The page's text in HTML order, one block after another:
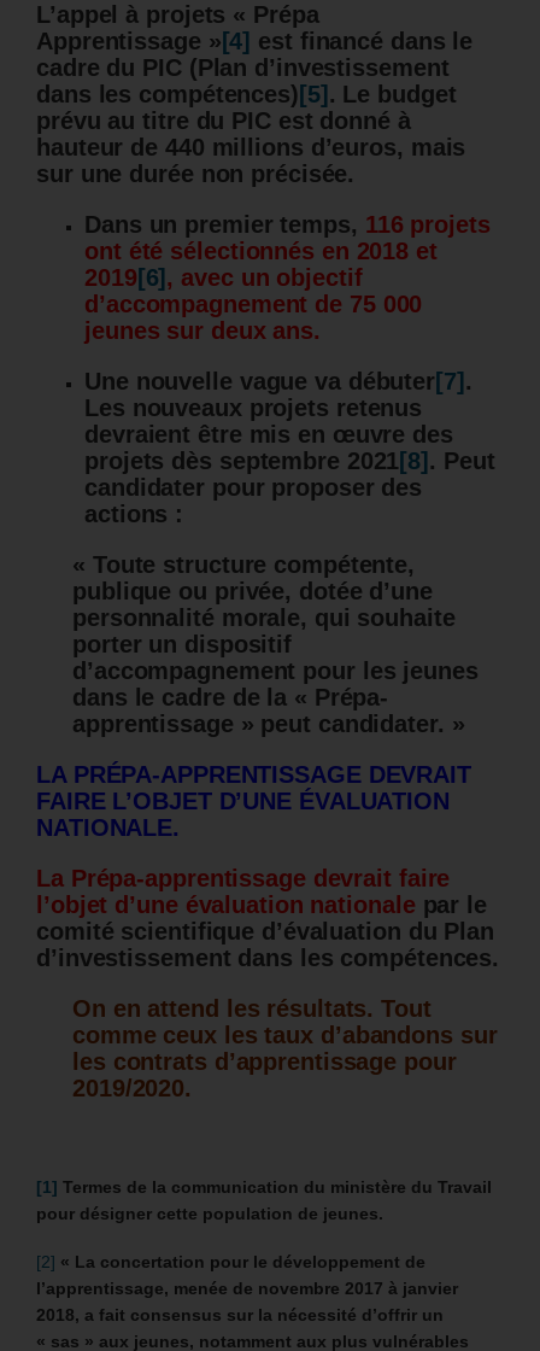
L’appel à projets « Prépa
Apprentissage » [4] est financé dans le
cadre du PIC (Plan d’investissement
dans les compétences) [5] . Le budget
prévu au titre du PIC est donné à
hauteur de 440 millions d’euros, mais
sur une durée non précisée.
Dans un premier temps, 116 projets
ont été sélectionnés en 2018 et
2019 [6] , avec un objectif
d’accompagnement de 75 000
jeunes sur deux ans.
Une nouvelle vague va débuter [7] .
Les nouveaux projets retenus
devraient être mis en œuvre des
projets dès septembre 2021 [8] . Peut
candidater pour proposer des
actions :
« Toute structure compétente,
publique ou privée, dotée d’une
personnalité morale, qui souhaite
porter un dispositif
d’accompagnement pour les jeunes
dans le cadre de la « Prépa-
apprentissage » peut candidater. »
LA PRÉPA-APPRENTISSAGE DEVRAIT
FAIRE L’OBJET D’UNE ÉVALUATION
NATIONALE.
La Prépa-apprentissage devrait faire
l’objet d’une évaluation nationale par le
comité scientifique d’évaluation du Plan
d’investissement dans les compétences.
On en attend les résultats.Tout
comme ceux les taux d’abandons sur
les contrats d’apprentissage pour
2019/2020.
[1] Termes de la communication du ministère du Travail
pour désigner cette population de jeunes.
[2] « La concertation pour le développement de
l’apprentissage, menée de novembre 2017 à janvier
2018, a fait consensus sur la nécessité d’offrir un
« sas » aux jeunes, notamment aux plus vulnérables